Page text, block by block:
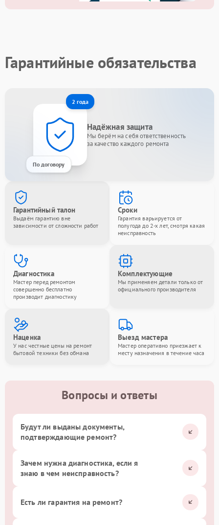
Гарантийные обязательства
2 года
По договору
Надёжная защита
Мы берём на себя ответственность
за качество каждого ремонта
Гарантийный талон
Выдаём гарантию вне
зависимости от сложности работ
Сроки
Гарантия варьируется от
полугода до 2-х лет, смотря какая
неисправность
Диагностика
Мастер перед ремонтом
совершенно бесплатно
производит диагностику
Комплектующие
Мы применяем детали только от
официального производителя
Наценка
У нас честные цены на ремонт
бытовой техники без обмана
Выезд мастера
Мастер оперативно приезжает к
месту назначения в течение часа
Вопросы и ответы
Будут ли выданы документы,
подтверждающие ремонт?
Зачем нужна диагностика, если я
знаю в чем неисправность?
Есть ли гарантия на ремонт?